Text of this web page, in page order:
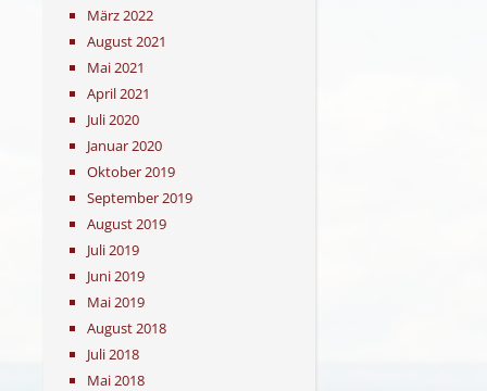
März 2022
August 2021
Mai 2021
April 2021
Juli 2020
Januar 2020
Oktober 2019
September 2019
August 2019
Juli 2019
Juni 2019
Mai 2019
August 2018
Juli 2018
Mai 2018